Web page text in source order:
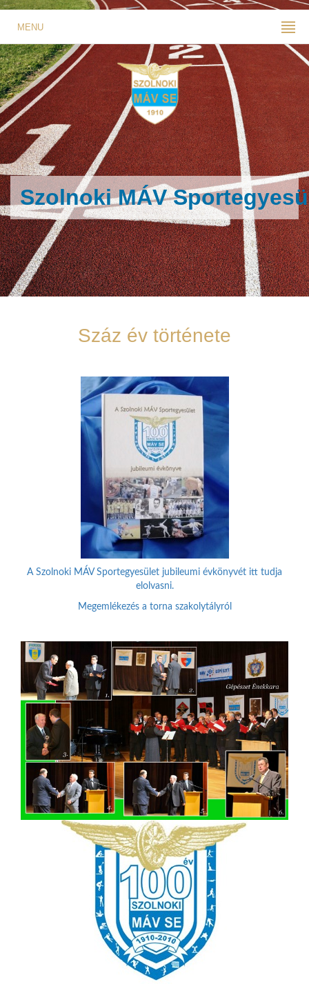
MENU
Szolnoki MÁV
Száz év története
A Szolnoki MÁV Sportegyesület jubileumi évkönyvét itt tudja
elolvasni.
Megemlékezés a torna szakolytályról